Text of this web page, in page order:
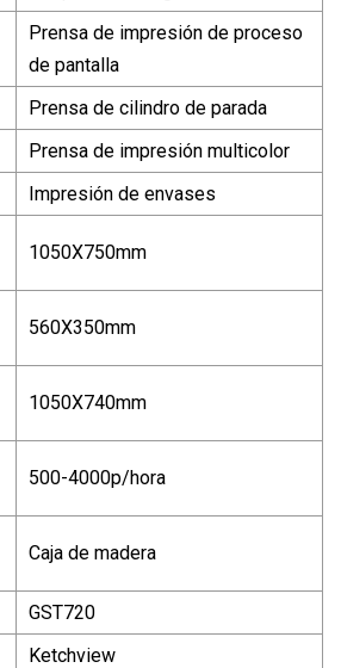
Prensa de impresión de proceso
de pantalla
Prensa de cilindro de parada
Prensa de impresión multicolor
Impresión de envases
1050X750mm
560X350mm
1050X740mm
500-4000p/hora
Caja de madera
GST720
Ketchview